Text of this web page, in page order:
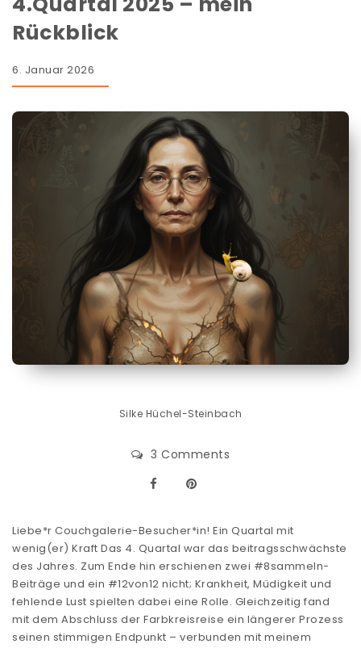
Rückblick
6. Januar 2026
Silke Hüchel-Steinbach
3 Comments
Liebe*r Couchgalerie-Besucher*in! Ein Quartal mit
wenig(er) Kraft Das 4. Quartal war das beitragsschwächste
des Jahres. Zum Ende hin erschienen zwei #8sammeln-
Beiträge und ein #12von12 nicht; Krankheit, Müdigkeit und
fehlende Lust spielten dabei eine Rolle. Gleichzeitig fand
mit dem Abschluss der Farbkreisreise ein längerer Prozess
seinen stimmigen Endpunkt – verbunden mit meinem